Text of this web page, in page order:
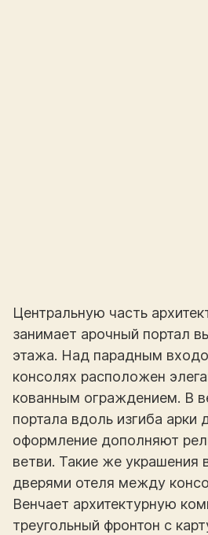
Центральную часть
занимает арочный портал
этажа. Над парадным
консолях расположен
кованным ограждением. В
портала вдоль изгиба арки
оформление дополняют
ветви. Такие же украшения
дверями отеля между
Венчает архитектурную
треугольный фронтон с